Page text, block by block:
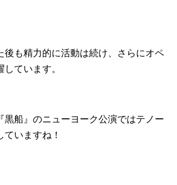
後も精力的に活動は続け、さらにオペ
ています。
黒船』のニューヨーク公演ではテノー
いますね！